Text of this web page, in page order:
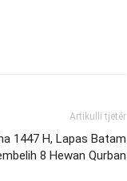
Artikulli tjetër
1447 H, Lapas Batam
8 Hewan Qurban